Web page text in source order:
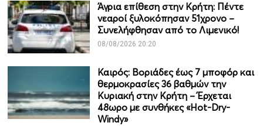
Άγρια επίθεση στην Κρήτη: Πέντε
νεαροί ξυλοκόπησαν 51χρονο –
Συνελήφθησαν από το Λιμενικό!
08/08/2026 20:20
Καιρός: Βοριάδες έως 7 μποφόρ και
θερμοκρασίες 36 βαθμών την
Κυριακή στην Κρήτη – Έρχεται
48ωρο με συνθήκες «Hot-Dry-
Windy»